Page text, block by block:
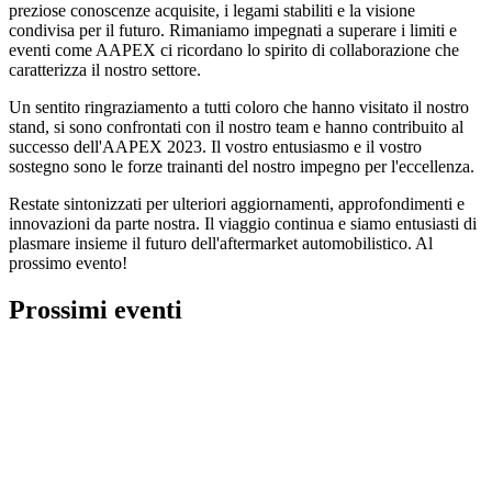
preziose conoscenze acquisite, i legami stabiliti e la visione
condivisa per il futuro. Rimaniamo impegnati a superare i limiti e
eventi come AAPEX ci ricordano lo spirito di collaborazione che
caratterizza il nostro settore.
Un sentito ringraziamento a tutti coloro che hanno visitato il nostro
stand, si sono confrontati con il nostro team e hanno contribuito al
successo dell'AAPEX 2023. Il vostro entusiasmo e il vostro
sostegno sono le forze trainanti del nostro impegno per l'eccellenza.
Restate sintonizzati per ulteriori aggiornamenti, approfondimenti e
innovazioni da parte nostra. Il viaggio continua e siamo entusiasti di
plasmare insieme il futuro dell'aftermarket automobilistico. Al
prossimo evento!
Prossimi eventi